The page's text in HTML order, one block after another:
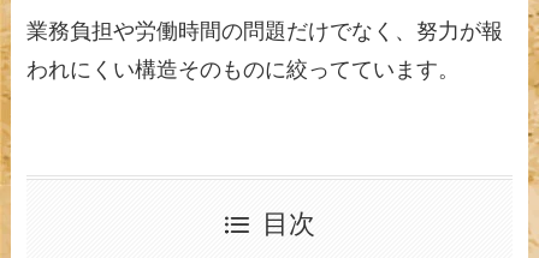
業務負担や労働時間の問題だけでなく、努力が報
われにくい構造そのものに絞ってています。
目次